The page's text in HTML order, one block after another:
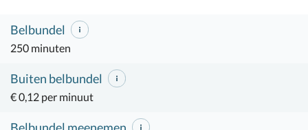
Belbundel
250 minuten
Buiten belbundel
€ 0,12 per minuut